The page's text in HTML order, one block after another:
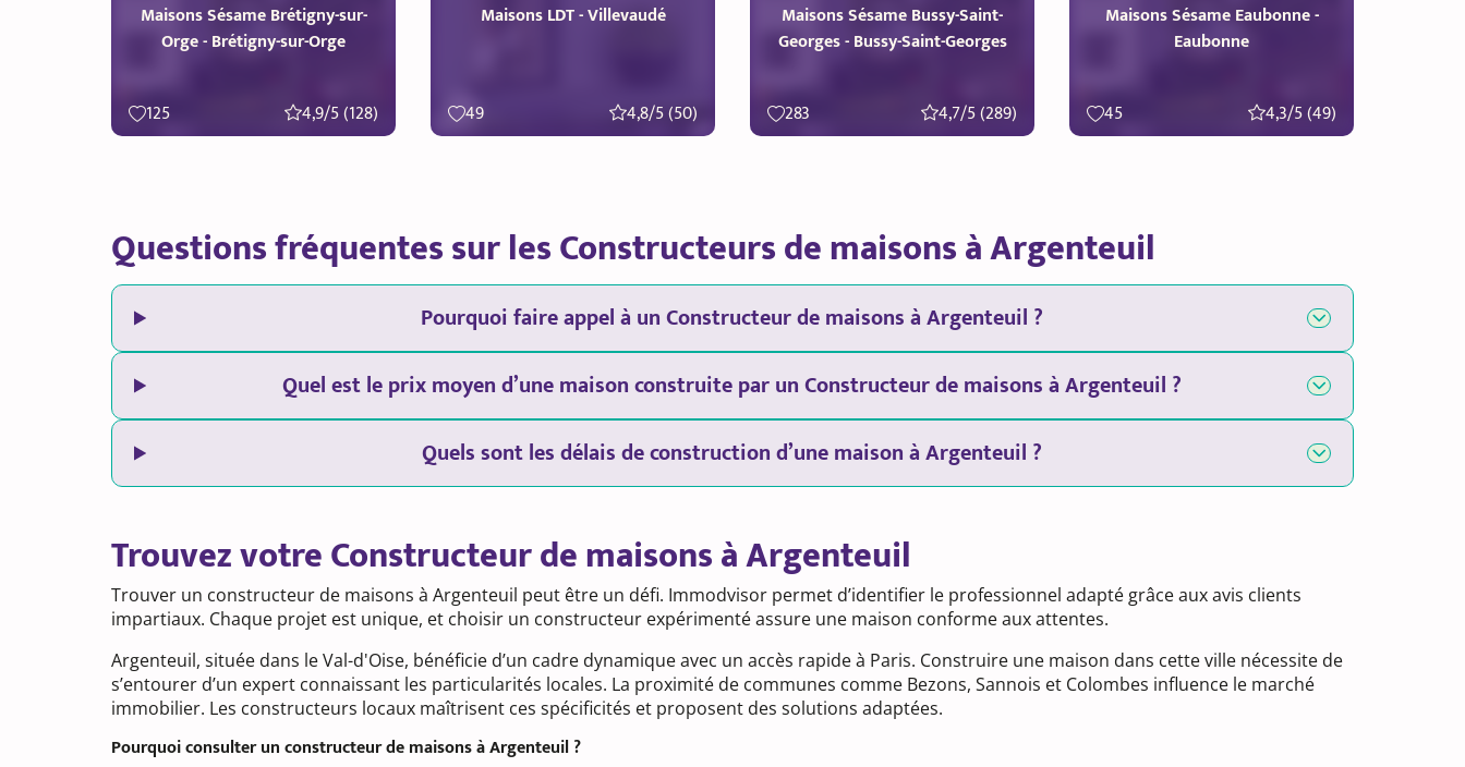
Maisons Sésame Brétigny-sur-
Orge - Brétigny-sur-Orge
125 4,9/5 (128)
Maisons LDT - Villevaudé
49 4,8/5 (50)
Maisons Sésame Bussy-Saint-
Georges - Bussy-Saint-Georges
283 4,7/5 (289)
Maisons Sésame Eaubonne -
Eaubonne
45 4,3/5 (49)
Questions fréquentes sur les Constructeurs de maisons à Argenteuil
Pourquoi faire appel à un Constructeur de maisons à Argenteuil ?
Quel est le prix moyen d’une maison construite par un Constructeur de maisons à Argenteuil ?
Quels sont les délais de construction d’une maison à Argenteuil ?
Trouvez votre Constructeur de maisons à Argenteuil
Trouver un constructeur de maisons à Argenteuil peut être un défi. Immodvisor permet d’identifier le professionnel adapté grâce aux avis clients
impartiaux. Chaque projet est unique, et choisir un constructeur expérimenté assure une maison conforme aux attentes.
Argenteuil, située dans le Val-d'Oise, bénéficie d’un cadre dynamique avec un accès rapide à Paris. Construire une maison dans cette ville nécessite de
s’entourer d’un expert connaissant les particularités locales. La proximité de communes comme Bezons, Sannois et Colombes influence le marché
immobilier. Les constructeurs locaux maîtrisent ces spécificités et proposent des solutions adaptées.
Pourquoi consulter un constructeur de maisons à Argenteuil ?